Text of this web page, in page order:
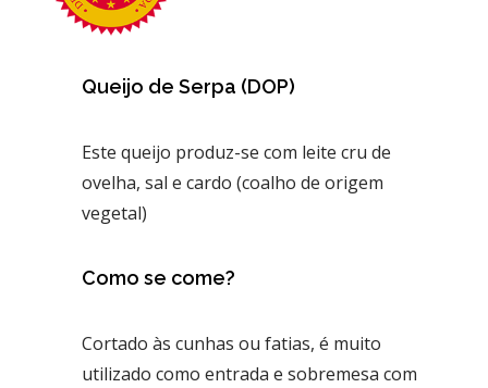
Queijo de Serpa (DOP)
Este queijo produz-se com leite cru de
ovelha, sal e cardo (coalho de origem
vegetal)
Como se come?
Cortado às cunhas ou fatias, é muito
utilizado como entrada e sobremesa com